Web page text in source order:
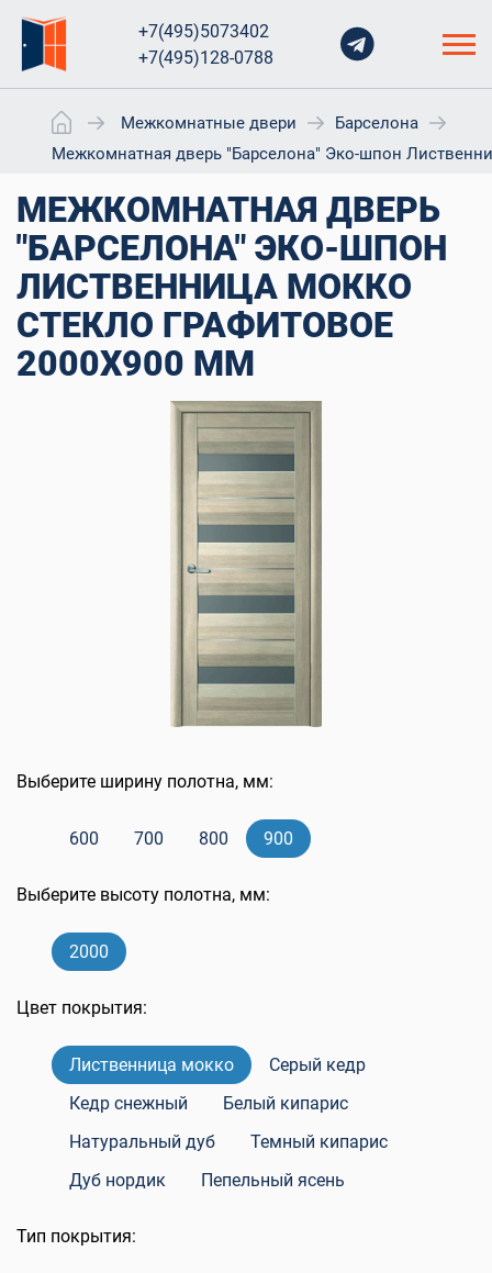
+7(495)5073402
+7(495)128-0788
Межкомнатные двери
Барселона
Межкомнатная дверь "Барселона" Эко-шпон
МЕЖКОМНАТНАЯ ДВЕРЬ
"БАРСЕЛОНА" ЭКО-ШПОН
ЛИСТВЕННИЦА МОККО
СТЕКЛО ГРАФИТОВОЕ
2000X900 ММ
Выберите ширину полотна, мм:
600 700 800 900
Выберите высоту полотна, мм:
2000
Цвет покрытия:
Лиственница мокко
Серый кедр
Кедр снежный
Белый кипарис
Натуральный дуб
Темный кипарис
Дуб нордик
Пепельный ясень
Тип покрытия: